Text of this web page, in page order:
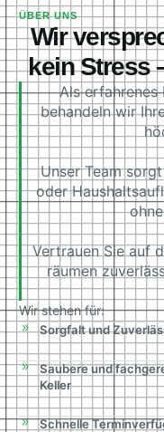
ÜBER UNS
Wir
kein Stress
Als erfahrenes
behandeln wir
Unser Team
oder
Vertrauen Sie auf
räumen
Wir stehen für:
Sorgfalt und
Saubere und
Keller
Schnelle